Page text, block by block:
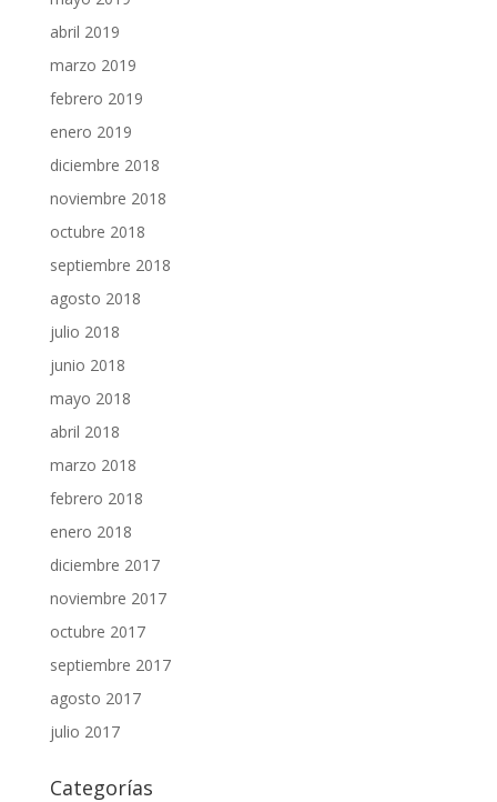
abril 2019
marzo 2019
febrero 2019
enero 2019
diciembre 2018
noviembre 2018
octubre 2018
septiembre 2018
agosto 2018
julio 2018
junio 2018
mayo 2018
abril 2018
marzo 2018
febrero 2018
enero 2018
diciembre 2017
noviembre 2017
octubre 2017
septiembre 2017
agosto 2017
julio 2017
Categorías